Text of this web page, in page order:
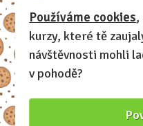
Používáme cookies,
kurzy, které tě
návštěvnosti mohli
v pohodě?